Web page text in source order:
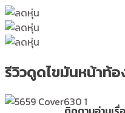
รีวิวดูดไขมันหน้าท้